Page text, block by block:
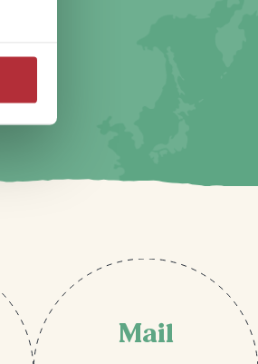
Mail